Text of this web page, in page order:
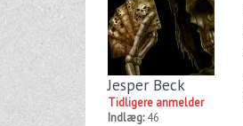
Jesper Beck
Tidligere anmelder
Indlæg:46